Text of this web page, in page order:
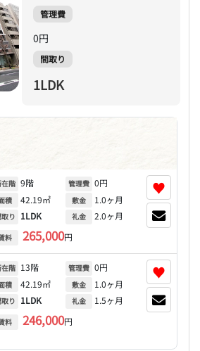
管理費
0円
間取り
1LDK
階 9階
積 42.19㎡
取り 1LDK
料 265,000円
管理費 0円
敷金 1.0ヶ月
礼金 2.0ヶ月
♥
階 13階
積 42.19㎡
取り 1LDK
料 246,000円
管理費 0円
敷金 1.0ヶ月
礼金 1.5ヶ月
♥